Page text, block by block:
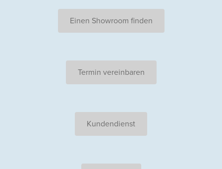
Einen Showroom finden
Termin vereinbaren
Kundendienst